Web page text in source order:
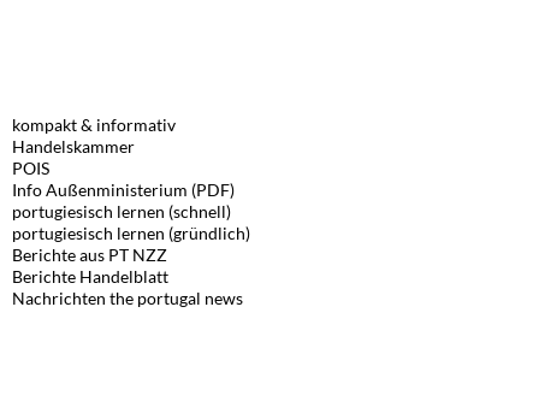
kompakt & informativ
Handelskammer
POIS
Info Außenministerium (PDF)
portugiesisch lernen (schnell)
portugiesisch lernen (gründlich)
Berichte aus PT NZZ
Berichte Handelblatt
Nachrichten the portugal news